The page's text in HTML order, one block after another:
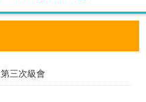
三次級會